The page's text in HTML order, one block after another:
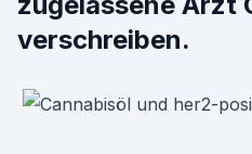
verschreiben.